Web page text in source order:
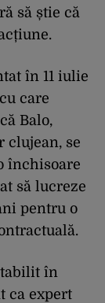
să știe că
în 11 iulie
care
Balo,
clujean, se
închisoare
să lucreze
pentru o
în
ca expert